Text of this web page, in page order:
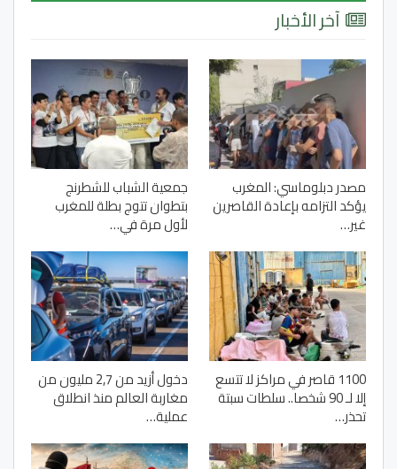
آخر الأخبار
مصدر دبلوماسي: المغرب
يؤكد التزامه بإعادة القاصرين
غير…
جمعية الشباب للشطرنج
بتطوان تتوج بطلة للمغرب
لأول مرة في…
1100 قاصر في مراكز لا تتسع
إلا لـ 90 شخصا.. سلطات سبتة
تحذر…
دخول أزيد من 2,7 مليون من
مغاربة العالم منذ انطلاق
عملية…